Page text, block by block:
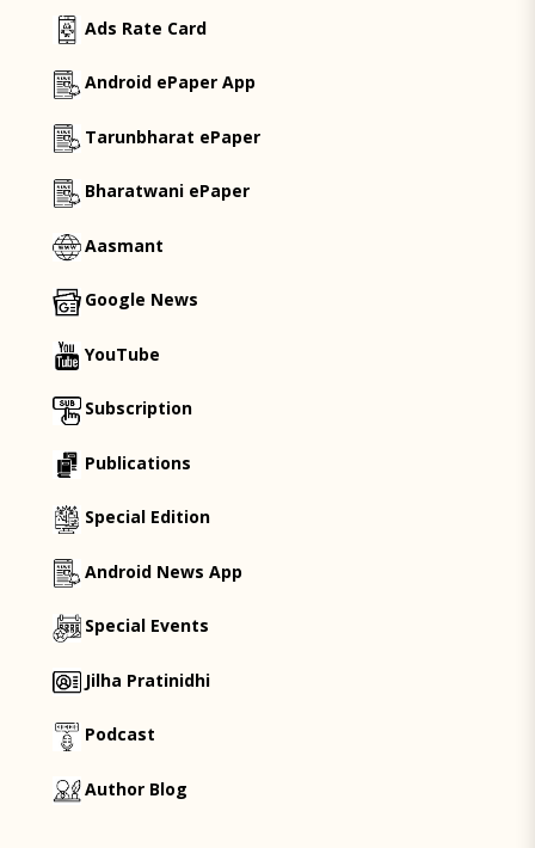
Ads Rate Card
Android ePaper App
Tarunbharat ePaper
Bharatwani ePaper
Aasmant
Google News
YouTube
Subscription
Publications
Special Edition
Android News App
Special Events
Jilha Pratinidhi
Podcast
Author Blog